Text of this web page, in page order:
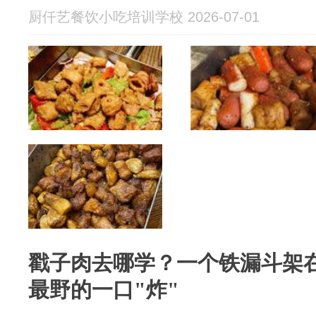
厨仟艺餐饮小吃培训学校 2026-07-01
戳子肉去哪学？一个铁漏斗架
最野的一口"炸"